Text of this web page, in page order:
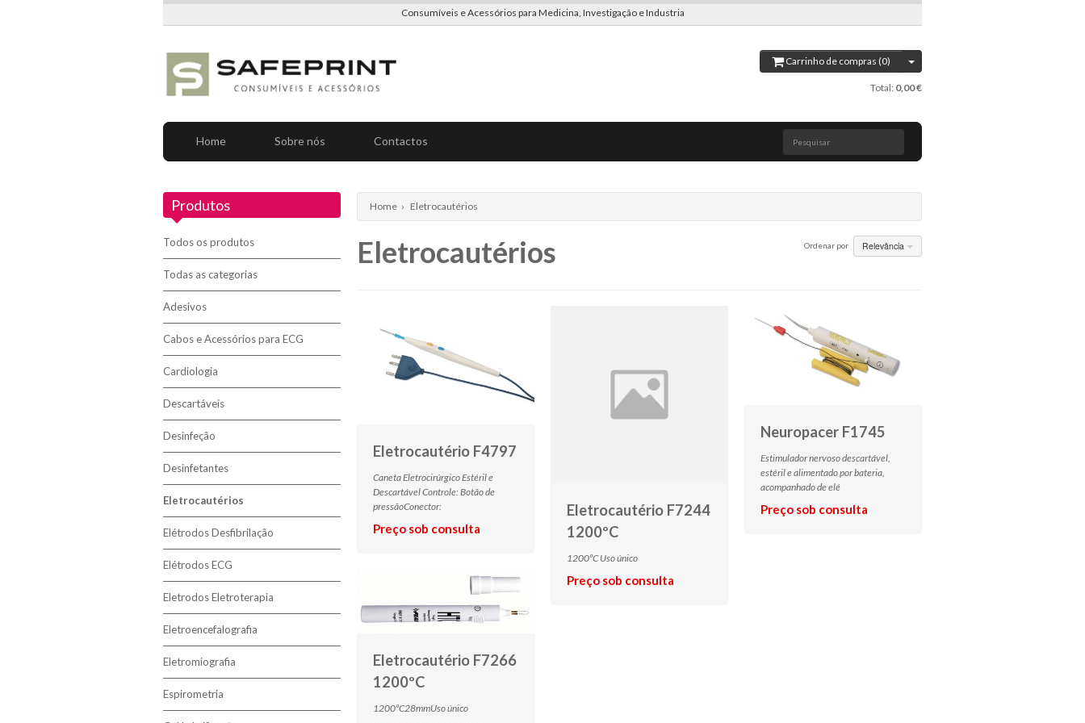
Consumíveis e Acessórios para Medicina, Investigação e Industria
Carrinho de compras (0)
Total: 0,00 €
Home Sobre nós Contactos
Produtos
Todos os produtos
Todas as categorias
Adesivos
Cabos e Acessórios para ECG
Cardiologia
Descartáveis
Desinfeção
Desinfetantes
Eletrocautérios
Elétrodos Desfibrilação
Elétrodos ECG
Eletrodos Eletroterapia
Eletroencefalografia
Eletromiografia
Espirometria
Home › Eletrocautérios
Eletrocautérios Ordenar por Relevância
Eletrocautério F4797
Caneta Eletrocirúrgico Estéril e
Descartável Controle: Botão de
pressãoConector:
Preço sob consulta
Eletrocautério F7244
1200ºC
1200ºC Uso único
Preço sob consulta
Neuropacer F1745
Estimulador nervoso descartável,
estéril e alimentado por bateria,
acompanhado de elé
Preço sob consulta
Eletrocautério F7266
1200ºC
1200ºC28mmUso único